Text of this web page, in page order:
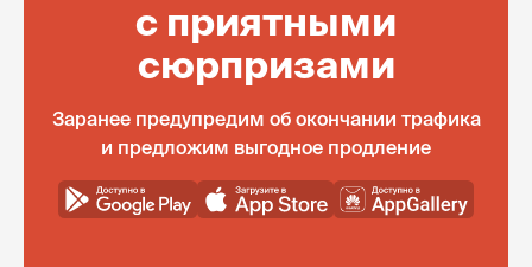
с приятными
сюрпризами
Заранее предупредим об окончании трафика
и предложим выгодное продление